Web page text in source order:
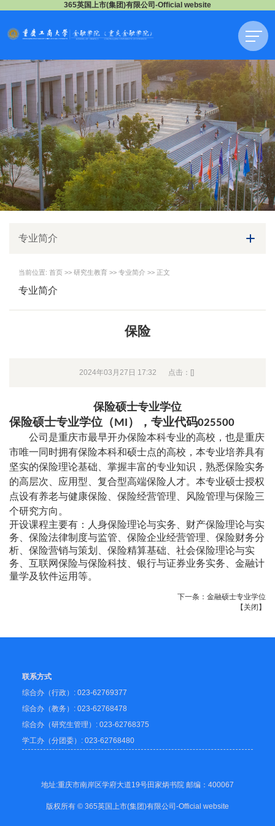
365英国上市(集团)有限公司-Official website
专业简介
当前位置: 首页 >> 研究生教育 >> 专业简介 >> 正文
专业简介
保险
2024年03月27日 17:32 点击：[]
保险硕士专业学位
保险硕士专业学位（MI ），专业代码025500
公司是重庆市最早开办保险本科专业的高校，也是重庆
市唯一同时拥有保险本科和硕士点的高校，本专业培养具有
坚实的保险理论基础、掌握丰富的专业知识，熟悉保险实务
的高层次、应用型、复合型高端保险人才。本专业硕士授权
点设有养老与健康保险、保险经营管理、风险管理与保险三
个研究方向。
开设课程主要有：人身保险理论与实务、财产保险理论与实
务、保险法律制度与监管、保险企业经营管理、保险财务分
析、保险营销与策划、保险精算基础、社会保险理论与实
务、互联网保险与保险科技、银行与证券业务实务、金融计
量学及软件运用等。
下一条： 金融硕士专业学位
【 关闭 】
联系方式
综合办（行政）: 023-62769377
综合办（教务）: 023-62768478
综合办（研究生管理）: 023-62768375
学工办（分团委）: 023-62768480
地址:重庆市南岸区学府大道19号田家炳书院 邮编：400067
版权所有 © 365英国上市(集团)有限公司-Official website